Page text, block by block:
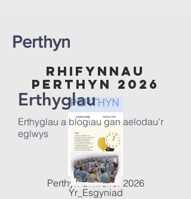
Perthyn
rHifyNnau
Perthyn 2026
Perthyn Chwefror 2026
Erthyglau
Erthyglau a blogiau gan aelodau'r
eglwys
Yr_Esgyniad